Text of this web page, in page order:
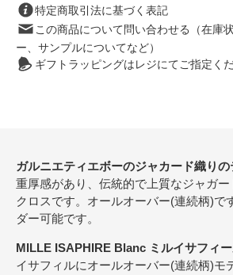
特定商取引法に基づく表記
この商品について問い合わせる（在庫
ー、サンプルについてなど）
ギフトラッピングはレジにてご指定く
ガルニエティエボーのジャカード織り
重厚感があり、伝統的で上質なジャガ
クロスです。オールオーバー(連続柄)で
ダー可能です。
MILLE ISAPHIRE Blanc ミルイサフィ
イサフィルにオールオーバー(連続柄)モ